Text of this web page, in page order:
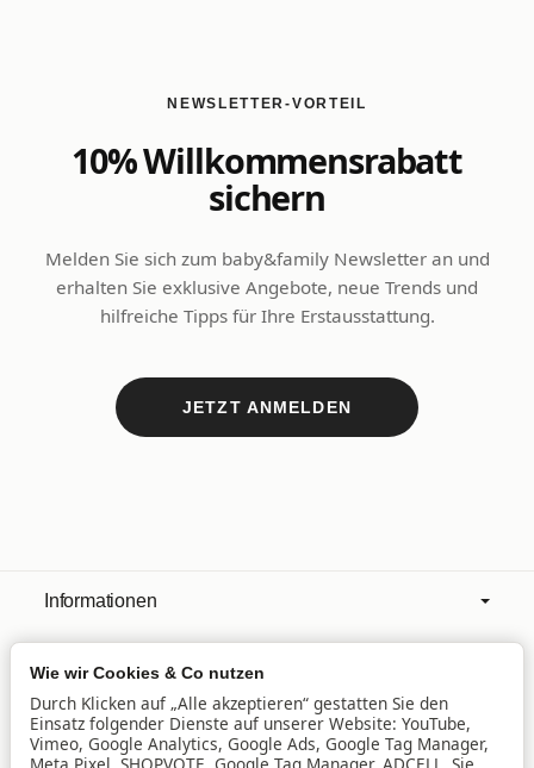
NEWSLETTER-VORTEIL
10% Willkommensrabatt
sichern
Melden Sie sich zum baby&family Newsletter an und
erhalten Sie exklusive Angebote, neue Trends und
hilfreiche Tipps für Ihre Erstausstattung.
JETZT ANMELDEN
Informationen
Mehr über
Filialen
Wie wir Cookies & Co nutzen
Durch Klicken auf „Alle akzeptieren“ gestatten Sie den
Einsatz folgender Dienste auf unserer Website: YouTube,
Vimeo, Google Analytics, Google Ads, Google Tag Manager,